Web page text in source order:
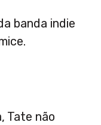
banda indie
Tate não